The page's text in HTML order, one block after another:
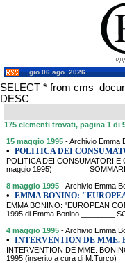
gio 06 ago. 2026
SELECT * from
DESC
175 elementi trovati, pagina 1 di
15 maggio 1995 - Archivio Emma
• POLITICA DEI
POLITICA DEI CONSUMATORI E
maggio 1995) ________
8 maggio 1995 - Archivio Emma
• EMMA BONINO:
EMMA BONINO: "EUROPEAN
1995 di Emma Bonino ________
4 maggio 1995 - Archivio Emma
• INTERVENTION DE MME.
INTERVENTION DE MME.
1995 (inserito a cura di M.Turco)